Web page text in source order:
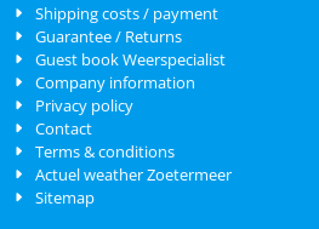
Shipping costs / payment
Guarantee / Returns
Guest book Weerspecialist
Company information
Privacy policy
Contact
Terms & conditions
Actuel weather Zoetermeer
Sitemap